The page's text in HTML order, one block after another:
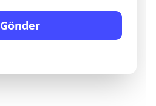
Gönder